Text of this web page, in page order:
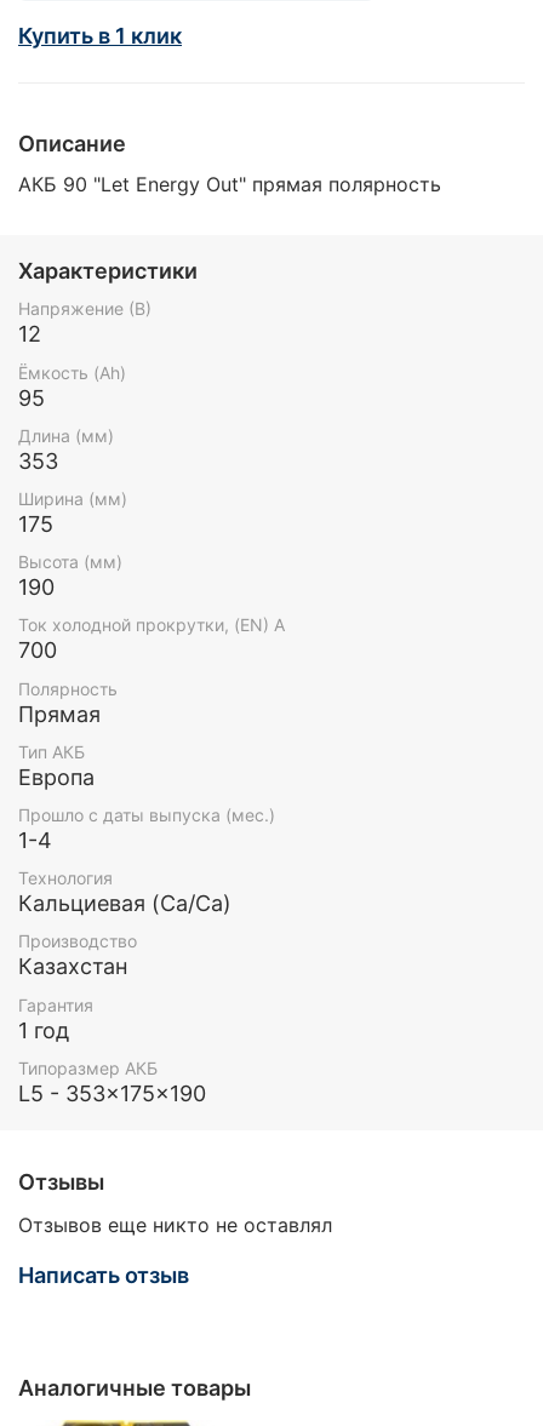
Купить в 1 клик
Описание
АКБ 90 "Let Energy Out" прямая полярность
Характеристики
Напряжение (В)
12
Ёмкость (Ah)
95
Длина (мм)
353
Ширина (мм)
175
Высота (мм)
190
Ток холодной прокрутки, (EN) А
700
Полярность
Прямая
Тип АКБ
Европа
Прошло с даты выпуска (мес.)
1-4
Технология
Кальциевая (Ca/Ca)
Производство
Казахстан
Гарантия
1 год
Типоразмер АКБ
L5 - 353x175x190
Отзывы
Отзывов еще никто не оставлял
Написать отзыв
Аналогичные товары